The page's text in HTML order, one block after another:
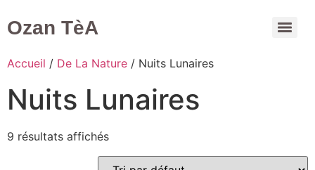
Ozan TèA
Accueil / De La Nature / Nuits Lunaires
Nuits Lunaires
9 résultats affichés